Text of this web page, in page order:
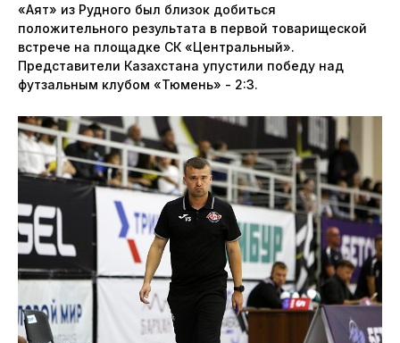
«Аят» из Рудного был близок добиться
положительного результата в первой товарищеской
встрече на площадке СК «Центральный».
Представители Казахстана упустили победу над
футзальным клубом «Тюмень» - 2:3.